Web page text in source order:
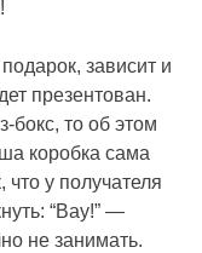
зависит и
презентован.
бокс, то об этом
коробка сама
у получателя
“Вау!” —
не занимать.